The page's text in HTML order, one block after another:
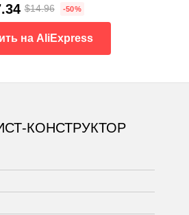
$14.96 -50%
на AliExpress
КОНСТРУКТОР